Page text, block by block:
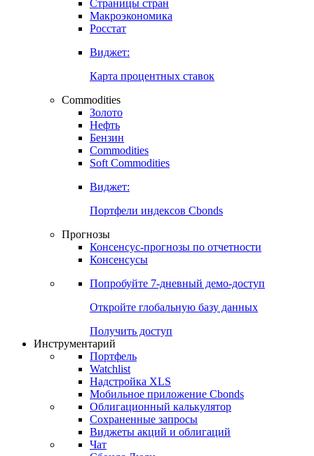
Возможность создания своего индекса
Страницы стран
Росстат
Виджет:
Карта процентных ставок
Commodities
Золото
Бензин
Soft Commodities
Виджет:
Портфели индексов Cbonds
Прогнозы
Консенсусы
Попробуйте7-дневный
Откройте глобальную базу данных
Получить доступ
Инструментарий
Портфель
Watchlist
Надстройка XLS
Мобильное приложение Cbonds